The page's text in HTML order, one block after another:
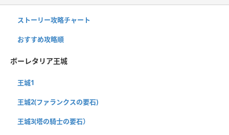
ストーリー攻略チャート
おすすめ攻略順
ボーレタリア王城
王城1
王城2(ファランクスの要石)
王城3(塔の騎士の要石）